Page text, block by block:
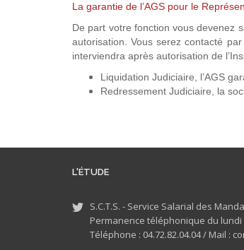
La garantie de l’AGS pour le
De part votre fonction vous devenez
autorisation. Vous serez contacté
interviendra après autorisation de
Liquidation Judiciaire, l’AGS
Redressement Judiciaire, la
L'ÉTUDE
S.C.T.S. - Service Salarial des
Permanence téléphonique du lundi
Téléphone : 04.72.82.04.04 / Mail :